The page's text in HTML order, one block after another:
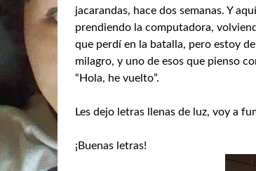
jacarandas, hace dos semanas. Y
prendiendo la computadora,
que perdí en la batalla, pero estoy
milagro, y uno de esos que pienso
“Hola, he vuelto”.
Les dejo letras llenas de luz, voy a
¡Buenas letras!